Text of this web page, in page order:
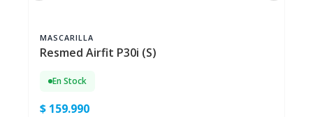
MASCARILLA
Resmed Airfit P30i (S)
En Stock
$ 159.990